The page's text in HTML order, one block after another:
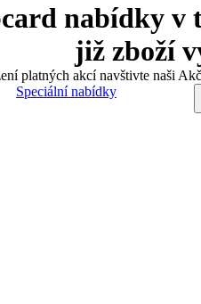
nabídky
již zboží
platných akcí navštivte naši
Speciální nabídky